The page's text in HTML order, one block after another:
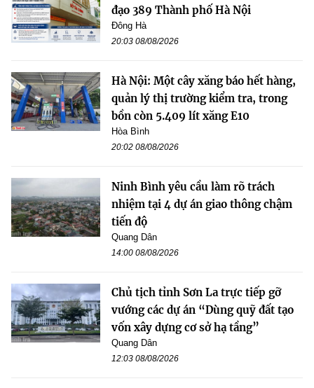
đạo 389 Thành phố Hà Nội
Đông Hà
20:03 08/08/2026
Hà Nội: Một cây xăng báo hết hàng,
quản lý thị trường kiểm tra, trong
bồn còn 5.409 lít xăng E10
Hòa Bình
20:02 08/08/2026
Ninh Bình yêu cầu làm rõ trách
nhiệm tại 4 dự án giao thông chậm
tiến độ
Quang Dân
14:00 08/08/2026
Chủ tịch tỉnh Sơn La trực tiếp gỡ
vướng các dự án “Dùng quỹ đất tạo
vốn xây dựng cơ sở hạ tầng”
Quang Dân
12:03 08/08/2026